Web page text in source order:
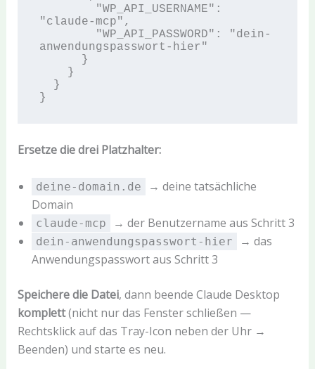
"claude-mcp",
anwendungspasswort-hier"
Ersetze die drei Platzhalter:
deine-domain.de
→ deine tatsächliche
Domain
claude-mcp → der Benutzername aus Schritt 3
dein-anwendungspasswort-hier
→ das
Anwendungspasswort aus Schritt 3
Speichere die Datei, dann beende Claude Desktop
komplett(nicht nur das Fenster schließen —
Rechtsklick auf das Tray-Icon neben der Uhr →
Beenden) und starte es neu.